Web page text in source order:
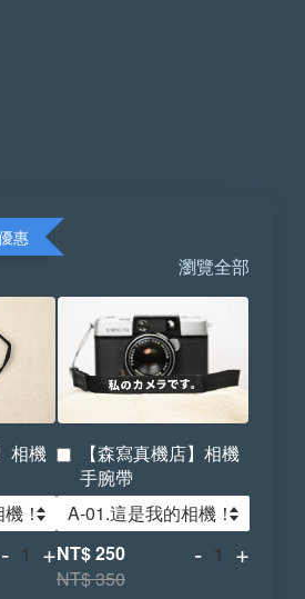
惠
瀏覽全部
相機
- +
【森寫真機店】相機
手腕帶
NT$ 250
NT$ 350
- +